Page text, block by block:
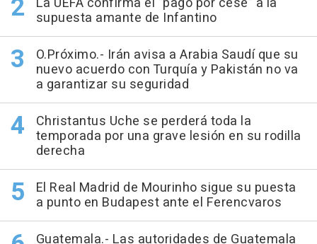
supuesta amante de Infantino
O.Próximo.- Irán avisa a Arabia Saudí que su
nuevo acuerdo con Turquía y Pakistán no va
a garantizar su seguridad
Christantus Uche se perderá toda la
temporada por una grave lesión en su rodilla
derecha
El Real Madrid de Mourinho sigue su puesta
a punto en Budapest ante el Ferencvaros
Guatemala.- Las autoridades de Guatemala